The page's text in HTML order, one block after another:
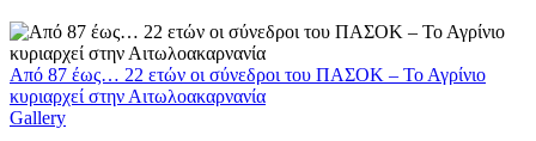
Από 87 έως… 22 ετών οι σύνεδροι του ΠΑΣΟΚ – Το Αγρίνιο
κυριαρχεί στην Αιτωλοακαρνανία
Gallery